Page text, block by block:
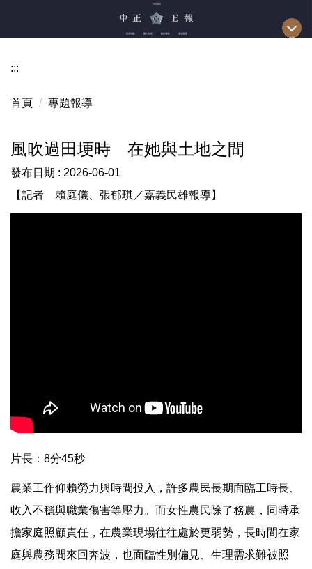
區
:::
首頁 專題報導
風吹過田埂時 在她與土地之間
發布日期 : 2026-06-01
【記者 賴庭儀、張郁琪／嘉義民雄報導】
片長：8分45秒
農業工作仰賴勞力與時間投入，許多農民長期面臨工時長、
收入不穩與職業傷害等壓力。而女性農民除了務農，同時承
擔家庭照顧責任，在農業現場往往處於更弱勢，長時間在家
庭與農務間來回奔波，也面臨性別偏見、生理需求難被照